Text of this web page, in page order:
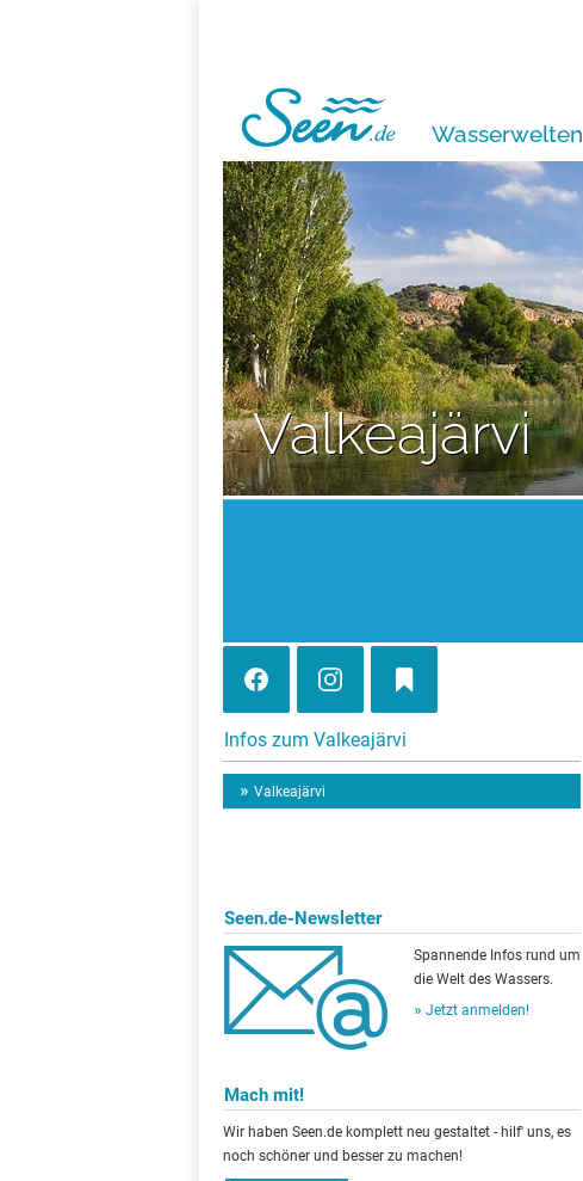
Wasserwelten
Valkeajärvi
Infos zum Valkeajärvi
Valkeajärvi
Seen.de-Newsletter
Spannende Infos rund um
die Welt des Wassers.
Jetzt anmelden!
Mach mit!
Wir haben Seen.de komplett neu gestaltet - hilf' uns, es
noch schöner und besser zu machen!